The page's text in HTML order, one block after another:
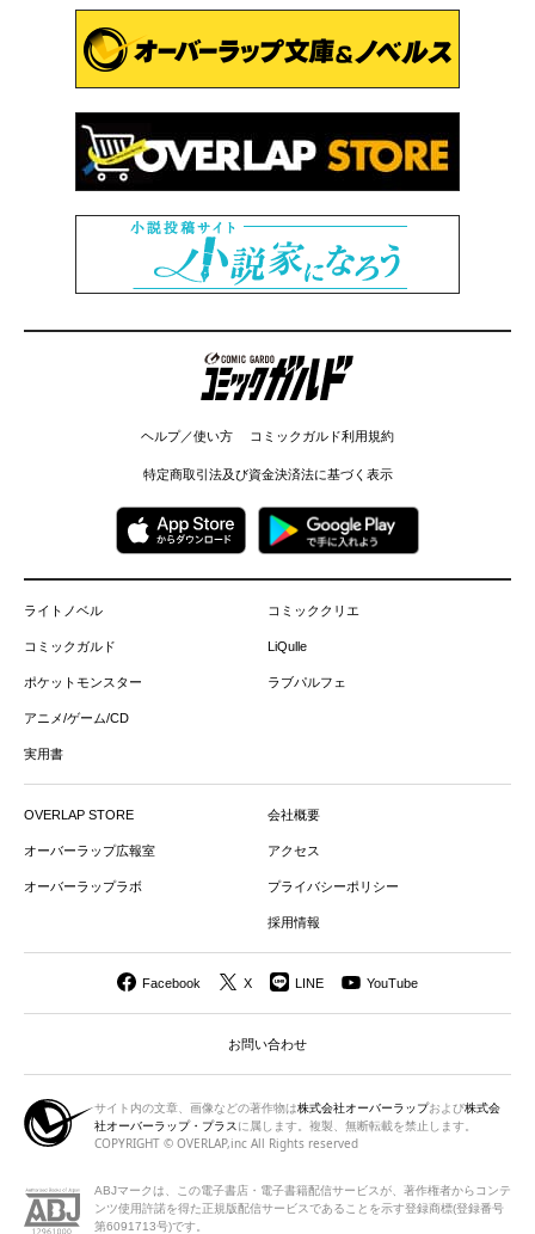
コミックガルド
ヘルプ／使い方 コミックガルド利用規約
特定商取引法及び資金決済法に基づく表示
ライトノベル
コミックガルド
ポケットモンスター
アニメ/ゲーム/CD
実用書
コミッククリエ
LiQulle
ラブパルフェ
OVERLAP STORE
オーバーラップ広報室
オーバーラップラボ
会社概要
アクセス
プライバシーポリシー
採用情報
Facebook X LINE YouTube
お問い合わせ
サイト内の文章、画像などの著作物は株式会社オーバーラップおよび株式会
社オーバーラップ・プラス に属します。複製、無断転載を禁止します。
COPYRIGHT © OVERLAP,inc All Rights reserved
ABJマークは、この電子書店・電子書籍配信サービスが、著作権者からコンテ
ンツ使用許諾を得た正規版配信サービスであることを示す登録商標(登録番号
第6091713号)です。